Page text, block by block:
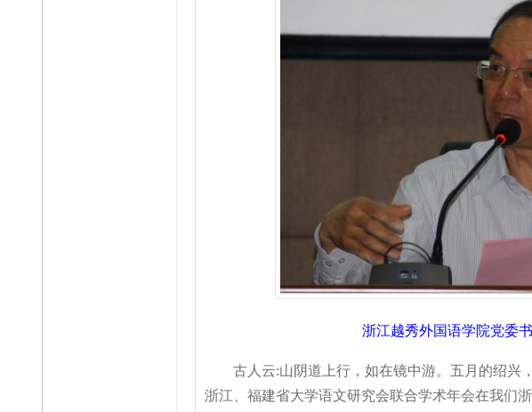
浙江越秀外国语学院党委
古人云:山阴道上行，如在镜中游。五月的绍兴
浙江、福建省大学语文研究会联合学术年会在我们